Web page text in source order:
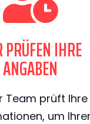
IHRE
ANGABEN
Team prüft Ihre
um